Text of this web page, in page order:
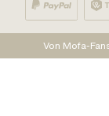
Von Mofa-